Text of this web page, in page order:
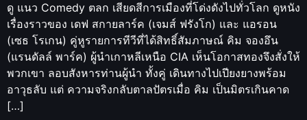
ดู แนว Comedy ตลก เสียดสีการเมืองที่โด่งดังไปทั่วโลก ดูหนัง
เรื่องราวของ เดฟ สกายลาร์ค (เจมส์ ฟรังโก) และ แอรอน
(เซธ โรเกน) คู่หูรายการทีวีที่ได้สิทธิ์สัมภาษณ์ คิม จองอึน
(แรนดัลล์ พาร์ค) ผู้นำเกาหลีเหนือ CIA เห็นโอกาสทองจึงสั่งให้
พวกเขา ลอบสังหารท่านผู้นำ ทั้งคู่ เดินทางไปเปียงยางพร้อม
อาวุธลับ แต่ ความจริงกลับตาลปัตรเมื่อ คิม เป็นมิตรเกินคาด
[…]